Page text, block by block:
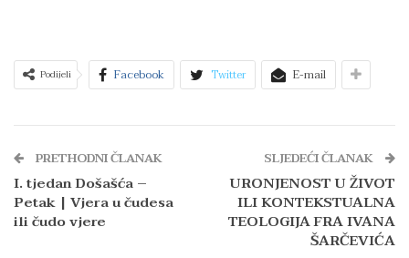
Podijeli Facebook Twitter E-mail
PRETHODNI ČLANAK
I. tjedan Došašća –
Petak | Vjera u čudesa
ili čudo vjere
SLJEDEĆI ČLANAK
URONJENOST U ŽIVOT
ILI KONTEKSTUALNA
TEOLOGIJA FRA IVANA
ŠARČEVIĆA